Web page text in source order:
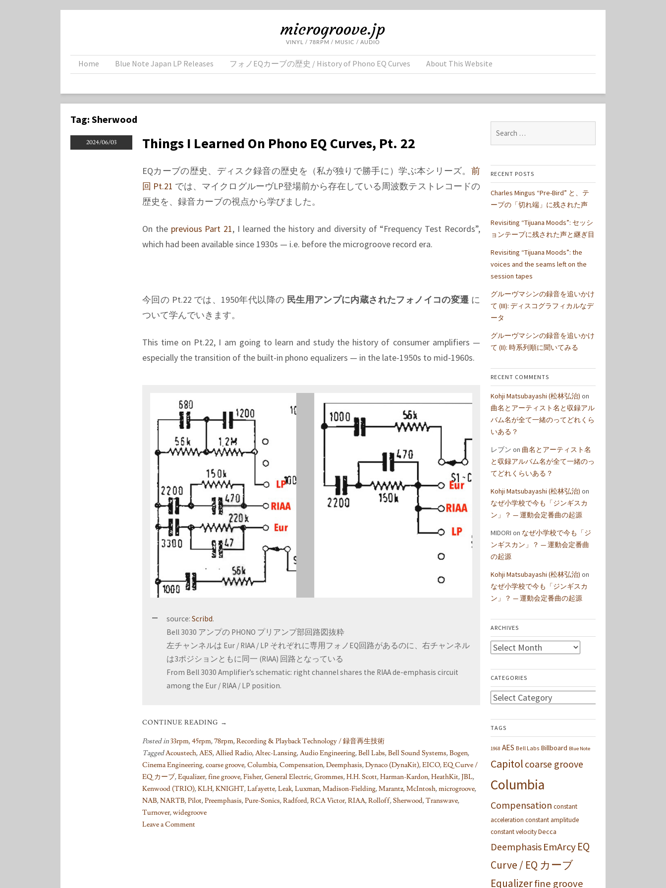
microgroove.jp
VINYL / 78RPM / MUSIC / AUDIO
Home Blue Note Japan LP Releases フォノEQカーブの歴史 / History of Phono EQ Curves About This Website
Tag: Sherwood
2024/06/03 Things I Learned On Phono EQ Curves, Pt. 22
EQカーブの歴史、ディスク録音の歴史を（私が独りで勝手に）学ぶ本シリーズ。 前
回 Pt.21 では、マイクログルーヴLP登場前から存在している周波数テストレコードの
歴史を、録音カーブの視点から学びました。
On the previous Part 21, I learned the history and diversity of “Frequency Test Records”,
which had been available since 1930s — i.e. before the microgroove record era.
今回の Pt.22 では、1950年代以降の 民生用アンプに内蔵されたフォノイコの変遷 に
ついて学んでいきます。
This time on Pt.22, I am going to learn and study the history of consumer amplifiers —
especially the transition of the built-in phono equalizers — in the late-1950s to mid-1960s.
source: Scribd.
Bell 3030 アンプの PHONO プリアンプ部回路図抜粋
左チャンネルは Eur / RIAA / LP それぞれに専用フォノEQ回路があるのに、右チャンネル
は3ポジションともに同一 (RIAA) 回路となっている
From Bell 3030 Amplifier’s schematic: right channel shares the RIAA de-emphasis circuit
among the Eur / RIAA / LP position.
CONTINUE READING →
Posted in33rpm,45rpm,78rpm,Recording & Playback Technology / 録音再生技術
TaggedAcoustech,AES,Allied Radio,Altec-Lansing,Audio Engineering,Bell Labs,Bell Sound Systems,Bogen,
Cinema Engineering,coarse groove,Columbia,Compensation,Deemphasis,Dynaco (DynaKit),EICO,EQ Curve /
EQ カーブ,Equalizer,fine groove,Fisher,General Electric,Grommes,H.H. Scott,Harman-Kardon,HeathKit,JBL,
Kenwood (TRIO),KLH,KNIGHT,Lafayette,Leak,Luxman,Madison-Fielding,Marantz,McIntosh,microgroove,
NAB,NARTB,Pilot,Preemphasis,Pure-Sonics,Radford,RCA Victor,RIAA,Rolloff,Sherwood,Transwave,
Turnover,widegroove
Leave a Comment
for:
RECENT POSTS
Charles Mingus “Pre-Bird” と、テ
ープの「切れ端」に残された声
Revisiting “Tijuana Moods”: セッシ
ョンテープに残された声と継ぎ目
Revisiting “Tijuana Moods”: the
voices and the seams left on the
session tapes
グルーヴマシンの録音を追いかけ
て (III): ディスコグラフィカルなデ
ータ
グルーヴマシンの録音を追いかけ
て (II): 時系列順に聞いてみる
RECENT COMMENTS
Kohji Matsubayashi (松林弘治) on
曲名とアーティスト名と収録アル
バム名が全て一緒のってどれくら
いある？
レブン on 曲名とアーティスト名
と収録アルバム名が全て一緒のっ
てどれくらいある？
Kohji Matsubayashi (松林弘治) on
なぜ小学校で今も「ジンギスカ
ン」？ — 運動会定番曲の起源
MIDORI on なぜ小学校で今も「ジ
ンギスカン」？ — 運動会定番曲
の起源
Kohji Matsubayashi (松林弘治) on
なぜ小学校で今も「ジンギスカ
ン」？ — 運動会定番曲の起源
ARCHIVES
Archives
CATEGORIES
Categories
TAGS
1968 AES Bell Labs Billboard Blue Note
Capitol coarse groove
Columbia
Compensation constant
acceleration constant amplitude
constant velocityDecca
Deemphasis EmArcyEQ
Curve / EQ カーブ
Equalizerfine groove